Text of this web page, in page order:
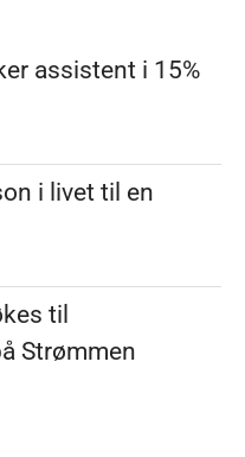
assistent i 15%
i livet til en
til
Strømmen